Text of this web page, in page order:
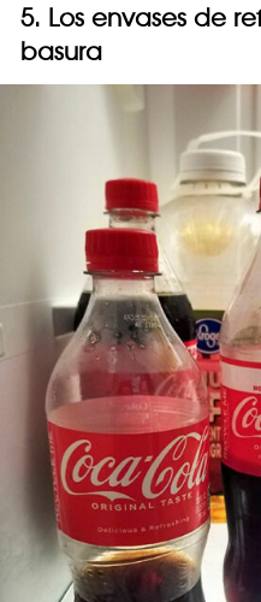
5. Los envases de
basura